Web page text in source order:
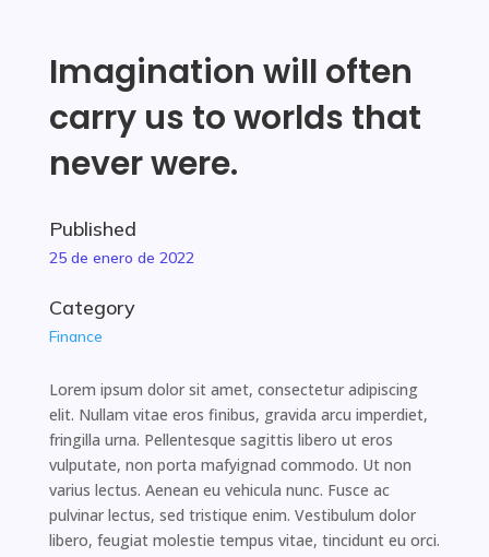
Imagination will often
carry us to worlds that
never were.
Published
25 de enero de 2022
Category
Finance
Lorem ipsum dolor sit amet, consectetur adipiscing
elit. Nullam vitae eros finibus, gravida arcu imperdiet,
fringilla urna. Pellentesque sagittis libero ut eros
vulputate, non porta mafyignad commodo. Ut non
varius lectus. Aenean eu vehicula nunc. Fusce ac
pulvinar lectus, sed tristique enim. Vestibulum dolor
libero, feugiat molestie tempus vitae, tincidunt eu orci.